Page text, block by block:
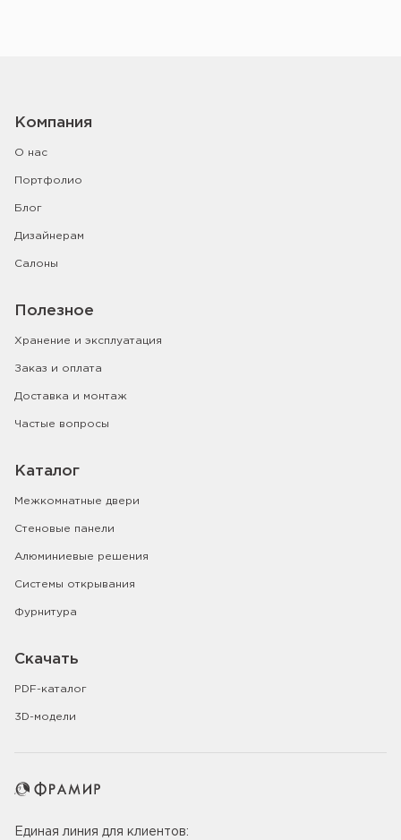
Компания
О нас
Портфолио
Блог
Дизайнерам
Салоны
Полезное
Хранение и эксплуатация
Заказ и оплата
Доставка и монтаж
Частые вопросы
Каталог
Межкомнатные двери
Стеновые панели
Алюминиевые решения
Системы открывания
Фурнитура
Скачать
PDF-каталог
3D-модели
Единая линия для клиентов: